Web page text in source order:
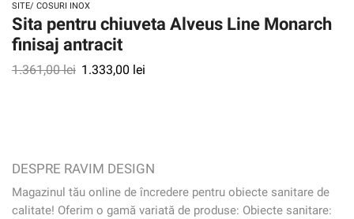
SITE/ COSURI INOX
Sita pentru chiuveta Alveus Line Monarch
finisaj antracit
1.361,00lei 1.333,00 lei
DESPRE RAVIM DESIGN
Magazinul tău online de încredere pentru obiecte sanitare de
calitate! Oferim o gamă variată de produse: Obiecte sanitare: